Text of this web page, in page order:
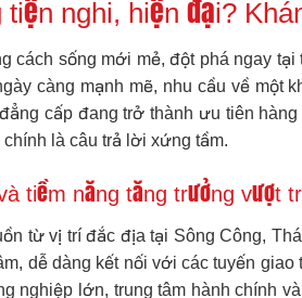
nghi, hiện đại?
cách sống mới mẻ, đột phá ngay
càng mạnh mẽ, nhu cầu về
cấp đang trở thành ưu tiên
là câu trả lời xứng tầm.
tiềm năng tăng trưởng vượt
từ vị trí đắc địa tại Sông Công,
dễ dàng kết nối với các tuyến
nghiệp lớn, trung tâm hành chính